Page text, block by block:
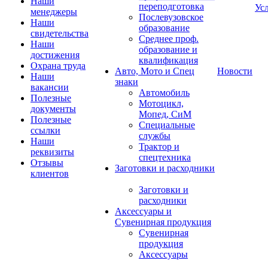
менеджеры
Наши
свидетельства
Наши
достижения
Охрана труда
Наши
вакансии
Полезные
документы
Полезные
ссылки
Наши
реквизиты
Отзывы
клиентов
переподготовка
Послевузовское
образование
Среднее проф.
образование и
квалификация
Авто, Мото и Спец
знаки
Автомобиль
Мотоцикл,
Мопед, СиМ
Специальные
службы
Трактор и
спецтехника
Заготовки и расходники
Заготовки и
расходники
Аксессуары и
Сувенирная продукция
Сувенирная
продукция
Аксессуары
Новости